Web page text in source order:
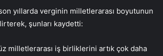
yıllarda verginin milletlerarası boyutunun
şunları kaydetti:
milletlerarası iş birliklerini artık çok daha